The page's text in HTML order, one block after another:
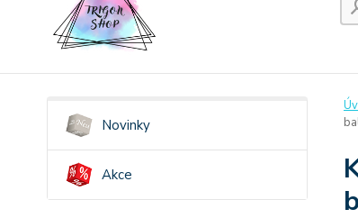
Novinky
Akce